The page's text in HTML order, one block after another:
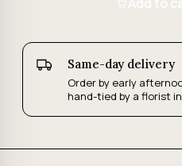
Same-day delivery
Order by early
hand-tied by a florist